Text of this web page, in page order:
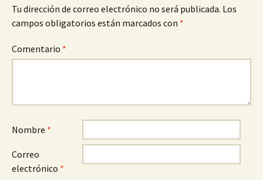
Tu dirección de correo electrónico no será publicada. Los
campos obligatorios están marcados con *
Comentario *
Nombre *
Correo
electrónico *